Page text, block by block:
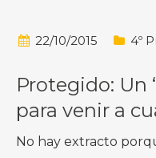
22/10/2015 4º
Protegido: Un
para venir a
No hay extracto